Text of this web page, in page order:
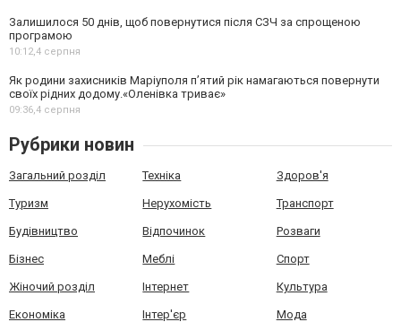
Залишилося 50 днів, щоб повернутися після СЗЧ за спрощеною
програмою
10:12, 4 серпня
Як родини захисників Маріуполя пʼятий рік намагаються повернути
своїх рідних додому.«Оленівка триває»
09:36, 4 серпня
Рубрики новин
Загальний розділ Техніка Здоров'я
Туризм Нерухомість Транспорт
Будівництво Відпочинок Розваги
Бізнес Меблі Спорт
Жіночий розділ Інтернет Культура
Економіка Інтер'єр Мода